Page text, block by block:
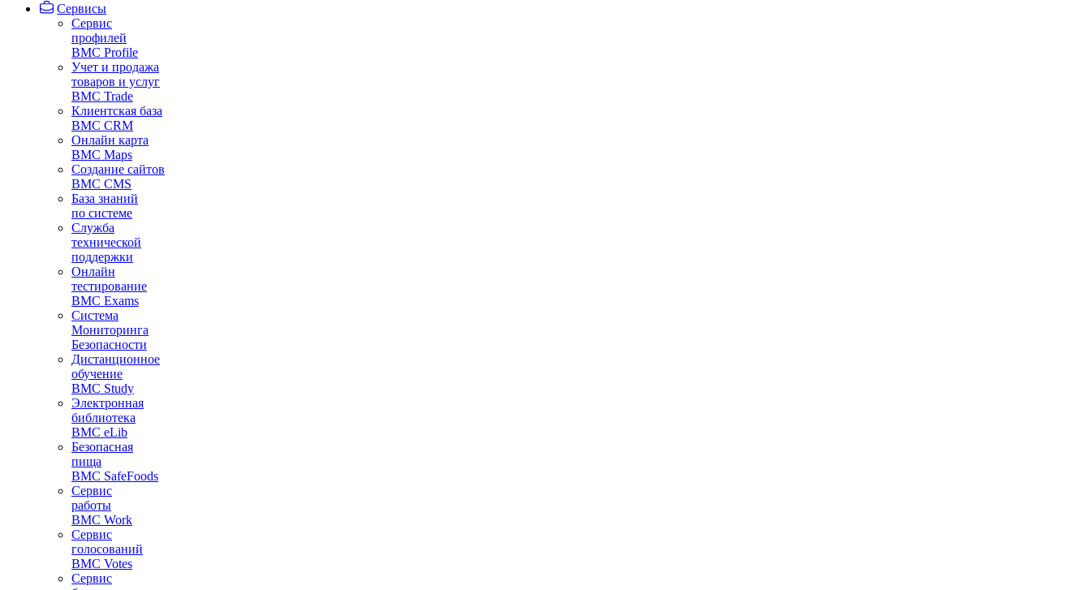
Сервисы
Сервис
профилей
BMC Profile
Учет и продажа
товаров и услуг
BMC Trade
Клиентская база
BMC CRM
Онлайн карта
BMC Maps
Создание сайтов
BMC CMS
База знаний
по системе
Служба
технической
поддержки
Онлайн
тестирование
BMC Exams
Система
Мониторинга
Безопасности
Дистанционное
обучение
BMC Study
Электронная
библиотека
BMC eLib
Безопасная
пища
BMC SafeFoods
Сервис
работы
BMC Work
Сервис
голосований
BMC Votes
Сервис